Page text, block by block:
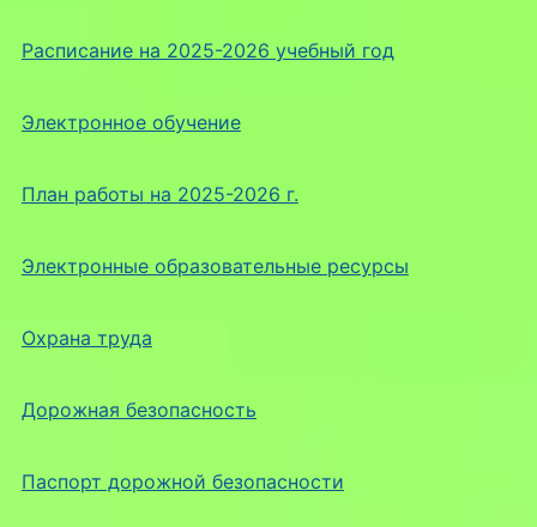
Расписание на 2025-2026 учебный год
Электронное обучение
План работы на 2025-2026 г.
Электронные образовательные ресурсы
Охрана труда
Дорожная безопасность
Паспорт дорожной безопасности